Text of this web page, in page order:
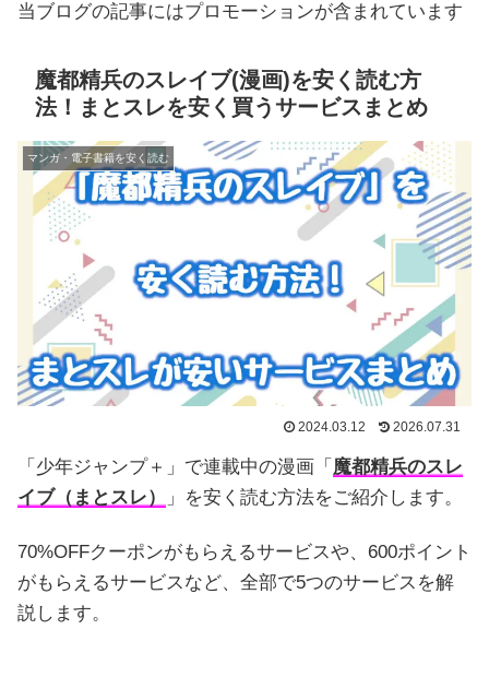
当ブログの記事にはプロモーションが含まれています
魔都精兵のスレイブ(漫画)を安く読む方
法！まとスレを安く買うサービスまとめ
マンガ・電子書籍を安く読む
2024.03.12 2026.07.31
「少年ジャンプ＋」で連載中の漫画「 魔都精兵のスレ
イブ（まとスレ）
」を安く読む方法をご紹介します。
70%OFFクーポンがもらえるサービスや、600ポイント
がもらえるサービスなど、全部で5つのサービスを解
説します。